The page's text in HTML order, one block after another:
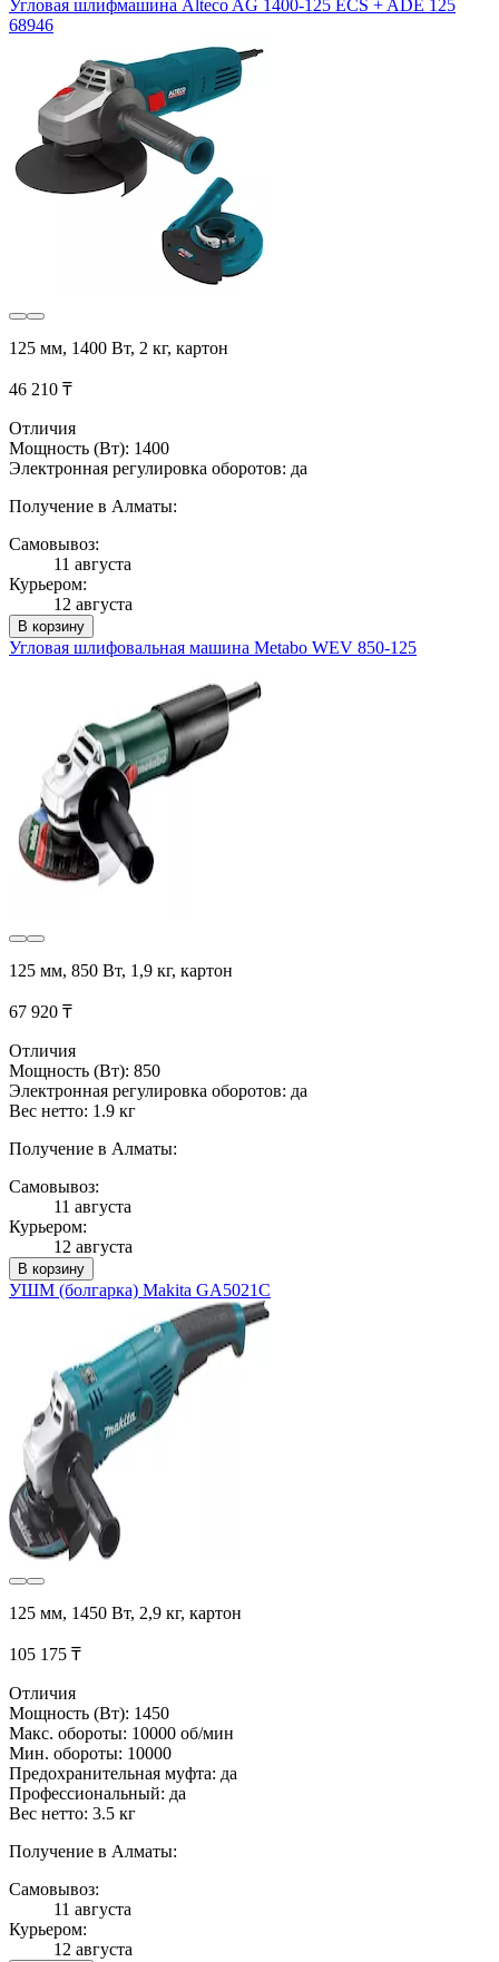
Угловая шлифмашина Alteco AG 1400-125 ECS + ADE 125
68946
125 мм, 1400 Вт, 2 кг, картон
46 210 ₸
Отличия
Мощность (Вт): 1400
Электронная регулировка оборотов: да
Получение в Алматы:
Самовывоз:
11 августа
Курьером:
12 августа
В корзину
Угловая шлифовальная машина Metabo WEV 850-125
125 мм, 850 Вт, 1,9 кг, картон
67 920 ₸
Отличия
Мощность (Вт): 850
Электронная регулировка оборотов: да
Вес нетто: 1.9 кг
Получение в Алматы:
Самовывоз:
11 августа
Курьером:
12 августа
В корзину
УШМ (болгарка) Makita GA5021C
125 мм, 1450 Вт, 2,9 кг, картон
105 175 ₸
Отличия
Мощность (Вт): 1450
Макс. обороты: 10000 об/мин
Мин. обороты: 10000
Предохранительная муфта: да
Профессиональный: да
Вес нетто: 3.5 кг
Получение в Алматы:
Самовывоз:
11 августа
Курьером:
12 августа